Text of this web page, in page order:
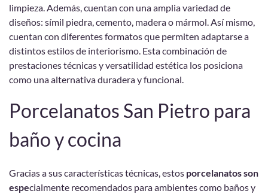
limpieza. Además, cuentan con una amplia variedad de
diseños: símil piedra, cemento, madera o mármol. Así mismo,
cuentan con diferentes formatos que permiten adaptarse a
distintos estilos de interiorismo. Esta combinación de
prestaciones técnicas y versatilidad estética los posiciona
como una alternativa duradera y funcional.
Porcelanatos San Pietro para
baño y cocina
Gracias a sus características técnicas, estos porcelanatos son
especialmente recomendados para ambientes como baños y